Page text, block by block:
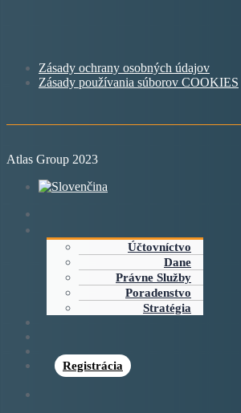
Zásady ochrany osobných údajov
Zásady používania súborov COOKIES
Atlas Group 2023
Účtovníctvo
Dane
Právne Služby
Poradenstvo
Stratégia
Registrácia